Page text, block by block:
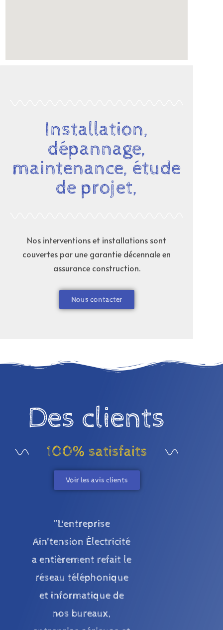
Installation,
dépannage,
maintenance, étude
de projet,
Nos interventions et installations sont
couvertes par une garantie décennale en
assurance construction.
Nous contacter
Des clients
100% satisfaits
Voir les avis clients
“L'entreprise
Ain'tension Électricité
a entièrement refait le
réseau téléphonique
et informatique de
nos bureaux,